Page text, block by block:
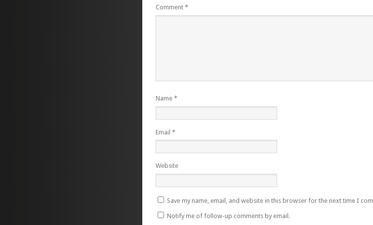
Comment *
Name *
Email *
Website
Save my name, email, and website in this browser for the next time I
Notify me of follow-up comments by email.